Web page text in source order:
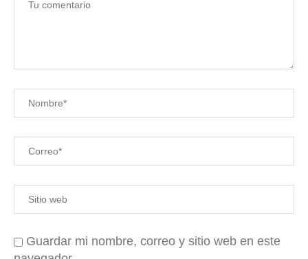
Guardar mi nombre, correo y sitio web en este